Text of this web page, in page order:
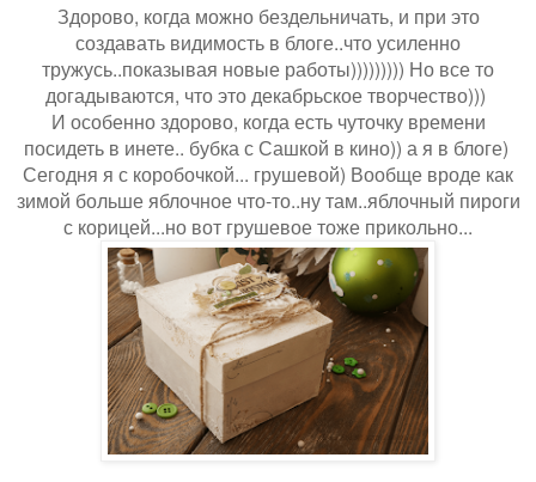
Здорово, когда можно бездельничать, и при это
создавать видимость в блоге..что усиленно
тружусь..показывая новые работы))))))))) Но все то
догадываются, что это декабрьское творчество)))
И особенно здорово, когда есть чуточку времени
посидеть в инете.. бубка с Сашкой в кино)) а я в блоге)
Сегодня я с коробочкой... грушевой) Вообще вроде как
зимой больше яблочное что-то..ну там..яблочный пироги
с корицей...но вот грушевое тоже прикольно...